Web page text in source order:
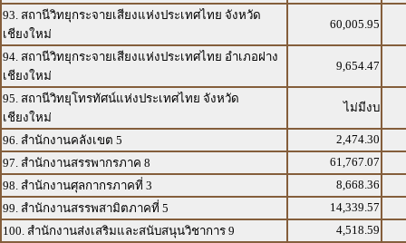
93. สถานีวิทยุกระจายเสียงแห่งประเทศไทย จังหวัด
เชียงใหม่
60,005.95
94. สถานีวิทยุกระจายเสียงแห่งประเทศไทย อำเภอฝาง
เชียงใหม่
9,654.47
95. สถานีวิทยุโทรทัศน์แห่งประเทศไทย จังหวัด
เชียงใหม่
ไม่มีงบ
96. สำนักงานคลังเขต 5
2,474.30
97. สำนักงานสรรพากรภาค 8
61,767.07
98. สำนักงานศุลกากรภาคที่ 3
8,668.36
99. สำนักงานสรรพสามิตภาคที่ 5
14,339.57
100. สำนักงานส่งเสริมและสนับสนุนวิชาการ 9
4,518.59